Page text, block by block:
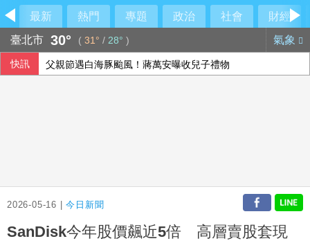
最新 熱門 專題 政治 社會
財經
臺北市 30° ( 31° / 28° ) 氣象
快訊 父親節遇白海豚颱風！蔣萬安曝收兒子禮物
2026-05-16 |今日新聞
SanDisk今年股價飆近5倍 高層賣股套現